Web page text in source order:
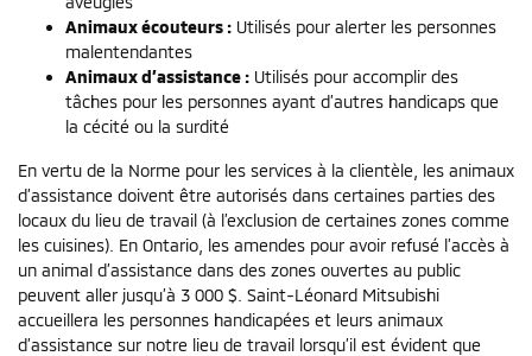
Animaux écouteurs : Utilisés pour alerter les personnes
malentendantes
Animaux d’assistance : Utilisés pour accomplir des
tâches pour les personnes ayant d’autres handicaps que
la cécité ou la surdité
En vertu de la Norme pour les services à la clientèle, les animaux
d’assistance doivent être autorisés dans certaines parties des
locaux du lieu de travail (à l’exclusion de certaines zones comme
les cuisines). En Ontario, les amendes pour avoir refusé l’accès à
un animal d’assistance dans des zones ouvertes au public
peuvent aller jusqu’à 3 000 $. Saint-Léonard Mitsubishi
accueillera les personnes handicapées et leurs animaux
d’assistance sur notre lieu de travail lorsqu’il est évident que